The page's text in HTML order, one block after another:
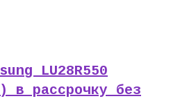
LU28R550
в рассрочку без